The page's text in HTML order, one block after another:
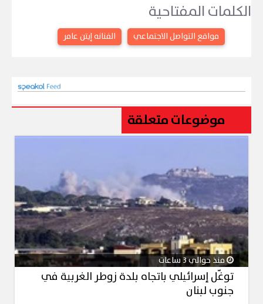
الكلمات المفتاحية
مواقع التواصل الاجتماعي الفنانه إيتن عامر
موضوعات متعلقة
منذ حوالي 3 ساعات
توغّل إسرائيلي باتجاه بلدة زوطر الغربية في
جنوب لبنان